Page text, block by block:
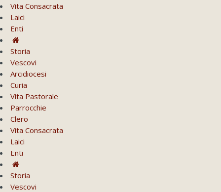
Vita Consacrata
Laici
Enti
Storia
Vescovi
Arcidiocesi
Curia
Vita Pastorale
Parrocchie
Clero
Vita Consacrata
Laici
Enti
Storia
Vescovi